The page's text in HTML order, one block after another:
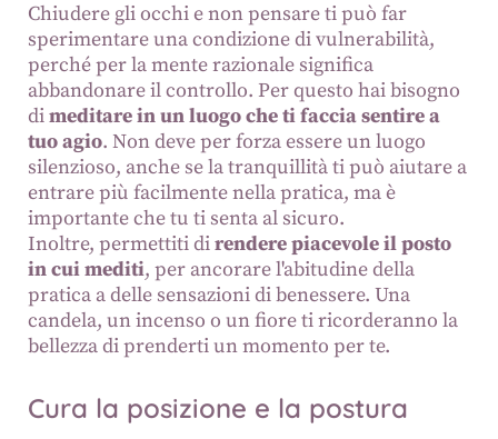
Chiudere gli occhi e non pensare ti può far
sperimentare una condizione di vulnerabilità,
perché per la mente razionale significa
abbandonare il controllo. Per questo hai bisogno
dimeditare in un luogo che ti faccia sentire a
tuo agio. Non deve per forza essere un luogo
silenzioso, anche se la tranquillità ti può aiutare a
entrare più facilmente nella pratica, ma è
importante che tu ti senta al sicuro.
Inoltre, permettiti direndere piacevole il posto
in cui mediti, per ancorare l'abitudine della
pratica a delle sensazioni di benessere. Una
candela, un incenso o un fiore ti ricorderanno la
bellezza di prenderti un momento per te.
Cura la posizione e la postura